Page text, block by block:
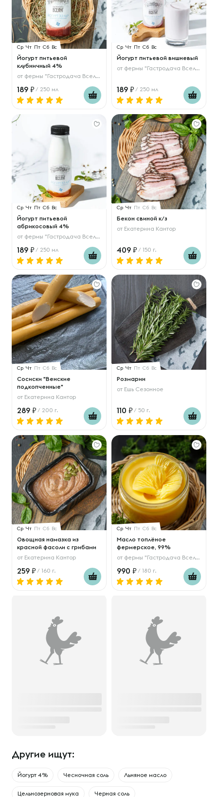
Ср Чт Пт Сб Вс
Йогурт питьевой
клубничный 4%
от фермы "Гастродача Вселуг"
189 / 250 мл
Ср Чт Пт Сб Вс
Йогурт питьевой вишневый
от фермы "Гастродача Вселуг"
189 / 250 мл
Ср Чт Пт Сб Вс
Йогурт питьевой
абрикосовый 4%
от фермы "Гастродача Вселуг"
189 / 250 мл
Ср Чт Пт Сб Вс
Бекон свиной к/з
от Екатерина Кантор
409 / 150 г.
Ср Чт Пт Сб Вс
Сосиски "Венские
подкопченные"
от Екатерина Кантор
289 / 200 г.
Ср Чт Пт Сб Вс
Розмарин
от Ешь Сезонное
110 / 50 г.
Ср Чт Пт Сб Вс
Овощная намазка из
красной фасоли с грибами
от Екатерина Кантор
259 / 160 г.
Ср Чт Пт Сб Вс
Масло топлёное
фермерское, 99%
от фермы "Гастродача Вселуг"
990 / 180 г.
Другие ищут:
Йогурт 4% Чесночная соль Льняное масло
Цельнозерновая мука Черная соль